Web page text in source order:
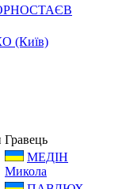
(Київ)
Гравець
МЕДІН
Микола